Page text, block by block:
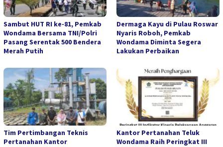
Sambut HUT RI ke-81, Pemkab
Wondama Bersama TNI/Polri
Pasang Serentak 500 Bendera
Merah Putih
Dermaga Kayu di Pulau Roswar
Nyaris Roboh, Pemkab
Wondama Diminta Segera
Lakukan Perbaikan
Tim Pertimbangan Teknis
Pertanahan Kantor
Kantor Pertanahan Teluk
Wondama Raih Peringkat III